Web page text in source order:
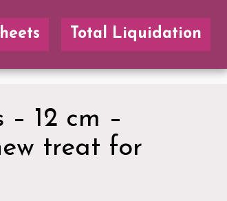
Total Liquidation
12 cm –
treat for